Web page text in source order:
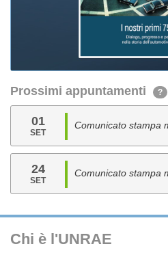
Prossimi appuntamenti ?
01
SET
Comunicato stampa
24
SET
Comunicato stampa
Chi è l'UNRAE